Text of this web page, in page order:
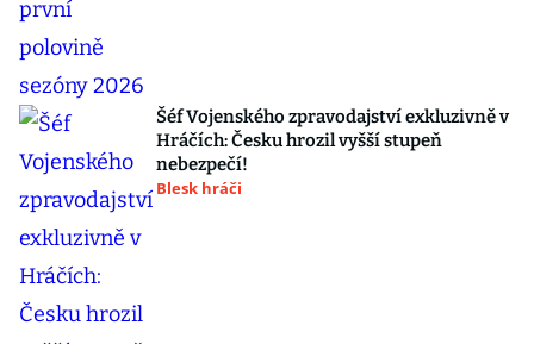
Šéf Vojenského zpravodajství exkluzivně v
Hráčích: Česku hrozil vyšší stupeň
nebezpečí!
Blesk hráči